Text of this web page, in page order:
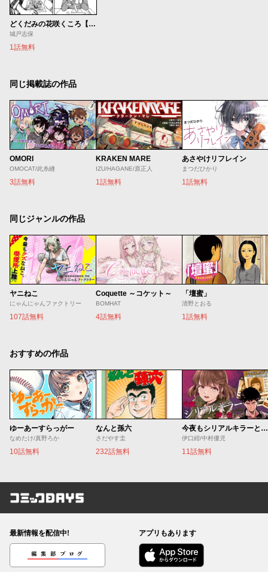
どくだみの花咲くころ【読み切り版】
城戸志保
1話無料
同じ掲載誌の作品
OMORI
OMOCAT/此糸縫
3話無料
KRAKEN MARE
IZU/HAGANE/原正人
1話無料
あさやけリフレイン
まつだひかり
1話無料
同じジャンルの作品
ヤニねこ
にゃんにゃんファクトリー
107話無料
Coquette ～コケット～
BOMHAT
4話無料
「壇蜜」
清野とおる
1話無料
おすすめの作品
ゆーあーすらっがー
なめたけ/真野ろか
10話無料
なんと孫六
さだやす圭
232話無料
今夜もシリアルキラーと待ち合わせ
伊口紺/中村優児
11話無料
コミックDAYS
最新情報を配信中!
編集部ブログ
アプリもあります